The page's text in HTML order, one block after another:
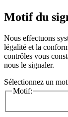
Motif du
Nous effectuons
légalité et la
contrôles vous
nous le signaler.
Sélectionnez un
Motif: